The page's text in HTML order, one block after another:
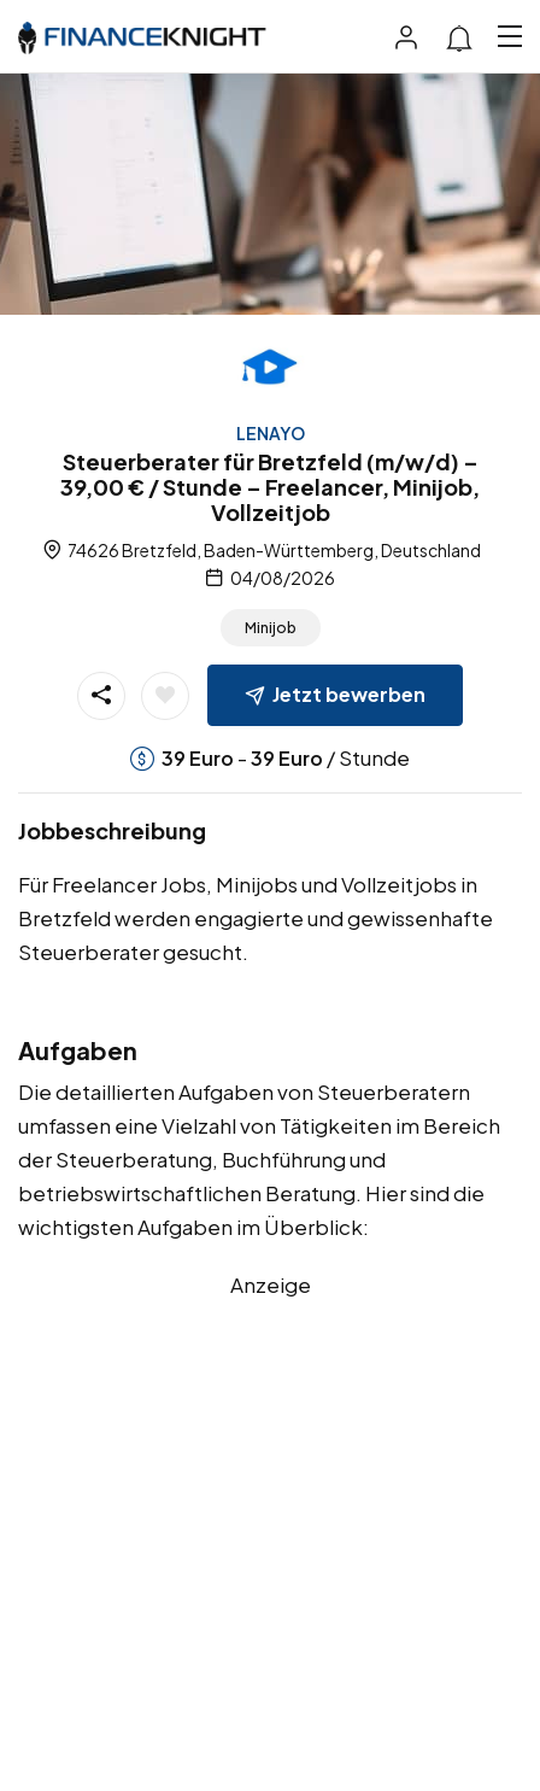
LENAYO
Steuerberater für Bretzfeld (m/w/d) –
39,00 € / Stunde – Freelancer, Minijob,
Vollzeitjob
74626 Bretzfeld, Baden-Württemberg, Deutschland
04/08/2026
Minijob
Jetzt bewerben
39 Euro -39 Euro / Stunde
Jobbeschreibung
Für Freelancer Jobs, Minijobs und Vollzeitjobs in
Bretzfeld werden engagierte und gewissenhafte
Steuerberater gesucht.
Aufgaben
Die detaillierten Aufgaben von Steuerberatern
umfassen eine Vielzahl von Tätigkeiten im Bereich
der Steuerberatung, Buchführung und
betriebswirtschaftlichen Beratung. Hier sind die
wichtigsten Aufgaben im Überblick:
Anzeige